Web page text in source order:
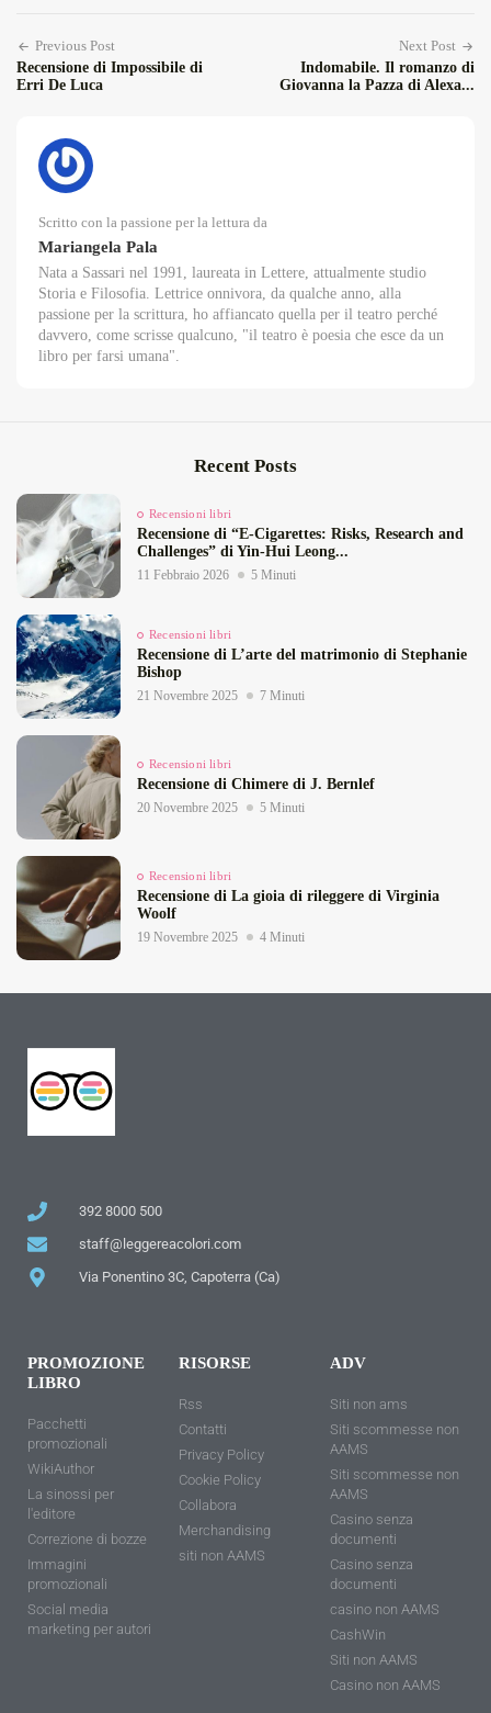
Previous Post
Recensione di Impossibile di
Erri De Luca
Next Post
Indomabile. Il romanzo di
Giovanna la Pazza di Alexa...
Scritto con la passione per la lettura da
Mariangela Pala
Nata a Sassari nel 1991, laureata in Lettere, attualmente studio
Storia e Filosofia. Lettrice onnivora, da qualche anno, alla
passione per la scrittura, ho affiancato quella per il teatro perché
davvero, come scrisse qualcuno, "il teatro è poesia che esce da un
libro per farsi umana".
Recent Posts
Recensioni libri
Recensione di “E‑Cigarettes: Risks, Research and
Challenges” di Yin‑Hui Leong...
11 Febbraio 2026 5 Minuti
Recensioni libri
Recensione di L’arte del matrimonio di Stephanie
Bishop
21 Novembre 2025 7 Minuti
Recensioni libri
Recensione di Chimere di J. Bernlef
20 Novembre 2025 5 Minuti
Recensioni libri
Recensione di La gioia di rileggere di Virginia
Woolf
19 Novembre 2025 4 Minuti
392 8000 500
staff@leggereacolori.com
Via Ponentino 3C, Capoterra (Ca)
PROMOZIONE
LIBRO
Pacchetti
promozionali
WikiAuthor
La sinossi per
l'editore
Correzione di bozze
Immagini
promozionali
Social media
marketing per autori
RISORSE
Rss
Contatti
Privacy Policy
Cookie Policy
Collabora
Merchandising
siti non AAMS
ADV
Siti non ams
Siti scommesse non
AAMS
Siti scommesse non
AAMS
Casino senza
documenti
Casino senza
documenti
casino non AAMS
CashWin
Siti non AAMS
Casino non AAMS